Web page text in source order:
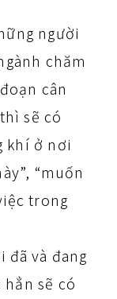
người
chăm
cân
sẽ có
khí ở nơi
“muốn
trong
đã và đang
sẽ có